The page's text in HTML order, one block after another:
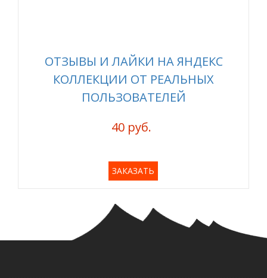
ОТЗЫВЫ И ЛАЙКИ НА ЯНДЕКС
КОЛЛЕКЦИИ ОТ РЕАЛЬНЫХ
ПОЛЬЗОВАТЕЛЕЙ
40 руб.
ЗАКАЗАТЬ